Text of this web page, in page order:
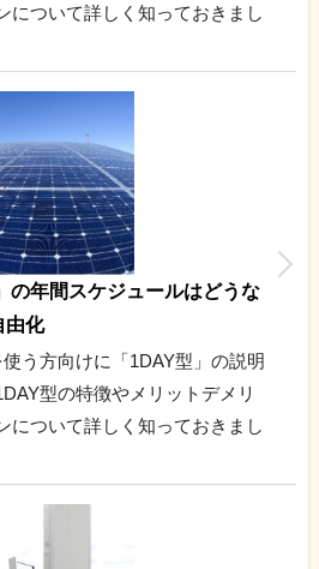
について詳しく知っておきまし
の年間スケジュールはどうな
由化
う方向けに「1DAY型」の説明
型の特徴やメリットデメリ
について詳しく知っておきまし